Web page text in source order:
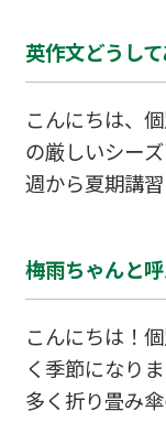
です。 です
れ、いま国内
以前はうるさ
が、今年の夏
ね。 セミの鳴
されていたよ
ました。 「蝉
いている声を
葉です。セミ
し、かと思う
英作文どうし
こんにちは、
の厳しいシー
週から夏期講
徒、と大盛況
受験生ですが
に比して小手
ます。 WAM
応じた対策を
梅雨ちゃんと呼
こんにちは！
く季節になり
多く折り畳み